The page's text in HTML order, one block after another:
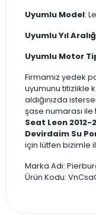
Uyumlu Model:
Uyumlu Yıl
Uyumlu Motor
Firmamız yedek
uyumunu titizlikle
aldığınızda
şase numarası ile
Seat Leon 2012-
Devirdaim Su
için lütfen bizimle
Marka Adı:
Ürün Kodu: